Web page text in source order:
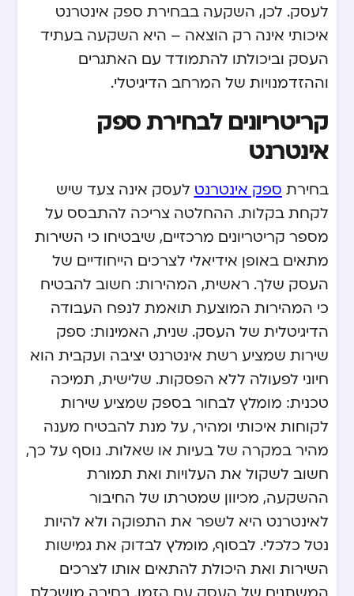
לעסק. לכן, השקעה בבחירת ספק אינטרנט
איכותי אינה רק הוצאה – היא השקעה בעתיד
העסק וביכולתו להתמודד עם האתגרים
וההזדמנויות של המרחב הדיגיטלי.
קריטריונים לבחירת ספק
אינטרנט
בחירת ספק אינטרנט לעסק אינה צעד שיש
לקחת בקלות. ההחלטה צריכה להתבסס על
מספר קריטריונים מרכזיים, שיבטיחו כי השירות
מתאים באופן אידיאלי לצרכים הייחודיים של
העסק שלך. ראשית, המהירות: חשוב להבטיח
כי המהירות המוצעת תואמת לנפח העבודה
הדיגיטלית של העסק. שנית, האמינות: ספק
שירות שמציע רשת אינטרנט יציבה ועקבית הוא
חיוני לפעולה ללא הפסקות. שלישית, תמיכה
טכנית: מומלץ לבחור בספק שמציע שירות
לקוחות איכותי ומהיר, על מנת להבטיח מענה
מהיר במקרה של בעיות או שאלות. נוסף על כך,
חשוב לשקול את העלויות ואת תמורת
ההשקעה, מכיוון שמטרתו של החיבור
לאינטרנט היא לשפר את התפוקה ולא להיות
נטל כלכלי. לבסוף, מומלץ לבדוק את גמישות
השירות ואת היכולת להתאים אותו לצרכים